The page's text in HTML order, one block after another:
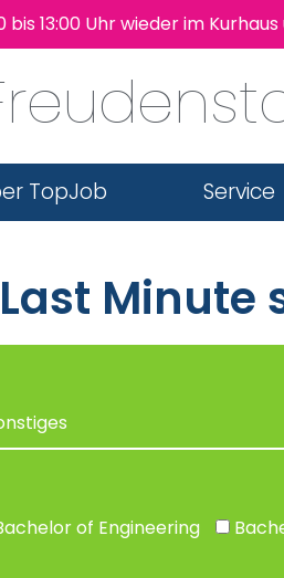
13:00 Uhr wieder im
TopJob Service
Last Minute
of Engineering